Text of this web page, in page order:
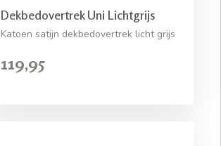
Dekbedovertrek Uni Lichtgrijs
Katoen satijn dekbedovertrek licht grijs
119,95